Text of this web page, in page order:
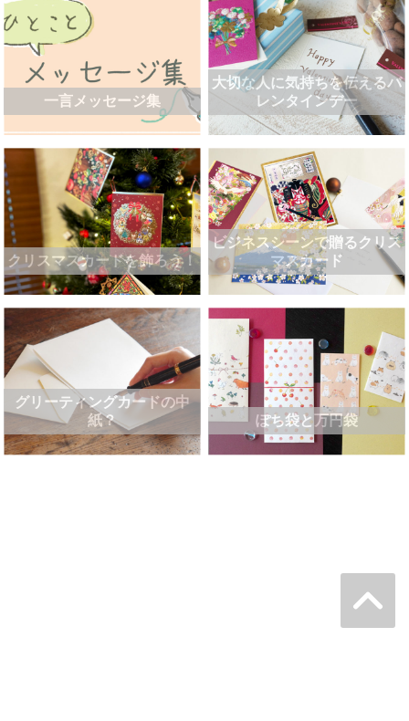
一言メッセージ集
大切な人に気持ちを伝えるバ
レンタインデー
クリスマスカードを飾ろう！
ビジネスシーンで贈るクリス
マスカード
グリーティングカードの中
紙？
ぽち袋と万円袋